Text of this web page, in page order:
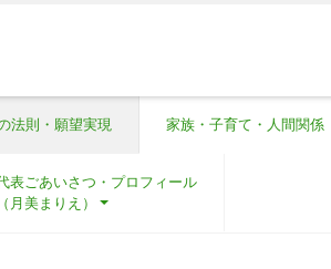
法則・願望実現 家族・子育て・人間関係
表ごあいさつ・プロフィール
（月美まりえ）